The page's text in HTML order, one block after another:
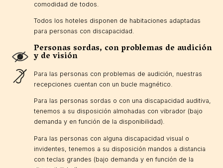
comodidad de todos.
Todos los hoteles disponen de habitaciones adaptadas
para personas con discapacidad.
Personas sordas, con problemas de audición
y de visión
Para las personas con problemas de audición, nuestras
recepciones cuentan con un bucle magnético.
Para las personas sordas o con una discapacidad auditiva,
tenemos a su disposición almohadas con vibrador (bajo
demanda y en función de la disponibilidad).
Para las personas con alguna discapacidad visual o
invidentes, tenemos a su disposición mandos a distancia
con teclas grandes (bajo demanda y en función de la